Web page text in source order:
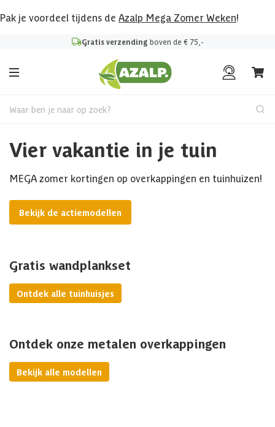
Pak je voordeel tijdens de Azalp Mega Zomer Weken!
Gratis verzending boven de € 75,-
Waar ben je naar op zoek?
Vier vakantie in je tuin
MEGA zomer kortingen op overkappingen en tuinhuizen!
Bekijk de actiemodellen
Gratis wandplankset
Ontdek alle tuinhuisjes
Ontdek onze metalen overkappingen
Bekijk alle modellen